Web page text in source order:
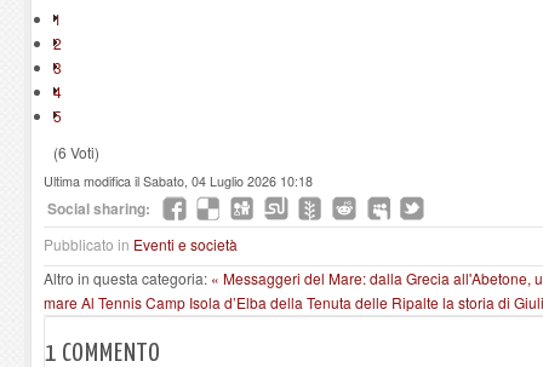
1
2
3
4
5
(6 Voti)
Ultima modifica il Sabato, 04 Luglio 2026 10:18
Social sharing:
Pubblicato in Eventi e società
Altro in questa categoria: « Messaggeri del Mare: dalla Grecia all'Abetone,
mareAl Tennis Camp Isola d’Elba della Tenuta delle Ripalte la storia di
1 COMMENTO